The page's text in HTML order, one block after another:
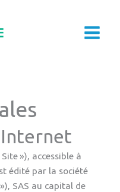
»), accessible à
édité par la société
SAS au capital de